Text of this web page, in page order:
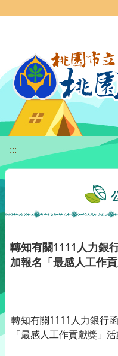
:::
轉知有關1111人力銀
加報名「最感人工作
轉知有關1111人力銀行
「最感人工作貢獻獎」活